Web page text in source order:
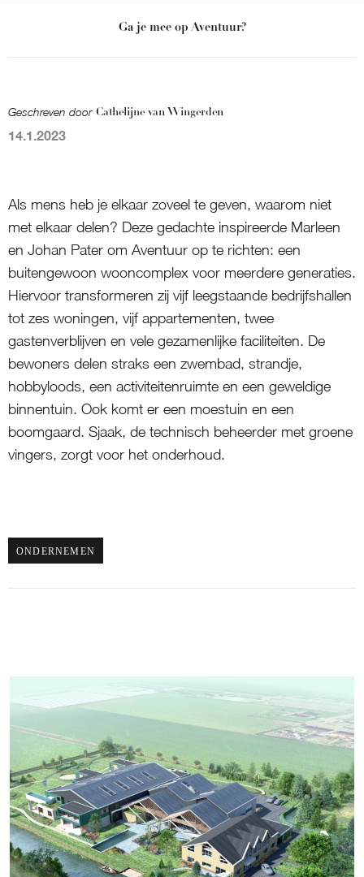
Ga je mee op Aventuur?
Geschreven door Cathelijne van Wingerden
14.1.2023
Als mens heb je elkaar zoveel te geven, waarom niet
met elkaar delen? Deze gedachte inspireerde Marleen
en Johan Pater om Aventuur op te richten: een
buitengewoon wooncomplex voor meerdere generaties.
Hiervoor transformeren zij vijf leegstaande bedrijfshallen
tot zes woningen, vijf appartementen, twee
gastenverblijven en vele gezamenlijke faciliteiten. De
bewoners delen straks een zwembad, strandje,
hobbyloods, een activiteitenruimte en een geweldige
binnentuin. Ook komt er een moestuin en een
boomgaard. Sjaak, de technisch beheerder met groene
vingers, zorgt voor het onderhoud.
ONDERNEMEN